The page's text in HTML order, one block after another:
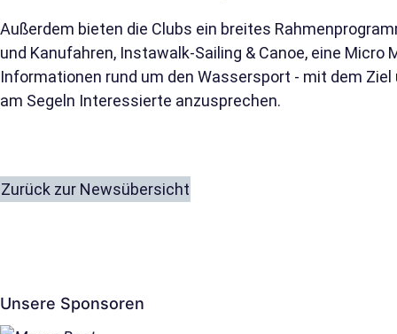
Außerdem bieten die Clubs ein breites
und Kanufahren, Instawalk-Sailing & Canoe, eine Micro
Informationen rund um den Wassersport - mit dem
am Segeln Interessierte anzusprechen.
Zurück zur Newsübersicht
Unsere Sponsoren